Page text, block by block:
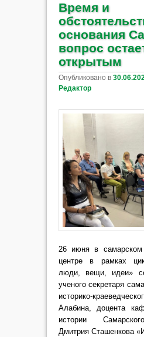
Время и
основания
вопрос
открытым
Опубликовано в
Редактор
26 июня в самарском
центре в рамках
люди, вещи, идеи»
ученого секретаря
историко-
Алабина, доцента
истории
Дмитрия Сташенкова